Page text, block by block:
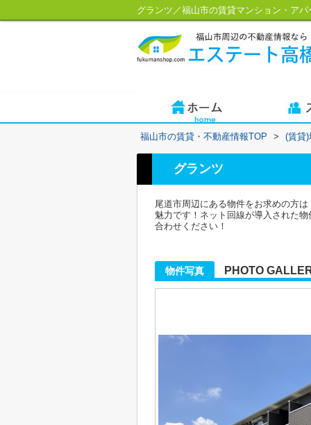
グランツ／福山市の賃貸マンション・ア
福山市の賃貸・不動産情報TOP > (賃貸
グランツ
尾道市周辺にある物件をお求めの方
魅力です！ネット回線が導入された
合わせください！
物件写真 PHOTO